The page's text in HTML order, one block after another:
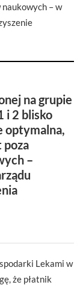
– w
na grupie
i 2 blisko
optymalna,
poza
–
Lekami w
że płatnik